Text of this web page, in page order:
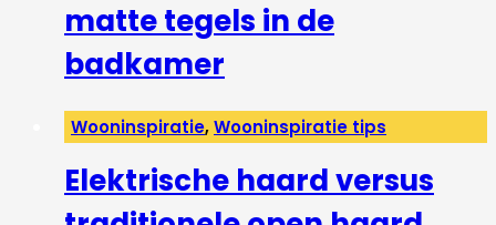
matte tegels in de
badkamer
Wooninspiratie,Wooninspiratie tips
Elektrische haard versus